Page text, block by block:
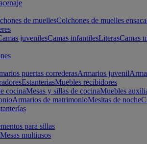
de muellesColchones de muelles
juvenilesCamas infantilesLiterasCamas
puertas correderasArmarios juvenil
EstanteriasMuebles recibidores
cocinaMesas y sillas de cocinaMuebles
Armarios de matrimonioMesitas de noche
para sillas
Mesas multiusos